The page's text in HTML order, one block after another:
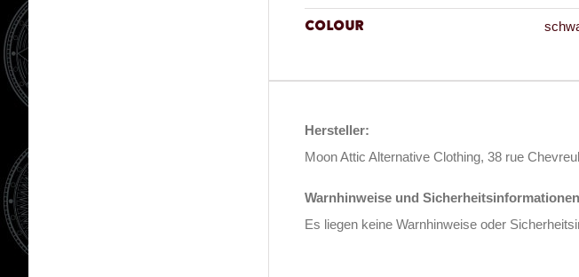
Colour
Hersteller:
Moon Attic Alternative Clothing, 38 rue
Warnhinweise und
Es liegen keine Warnhinweise oder